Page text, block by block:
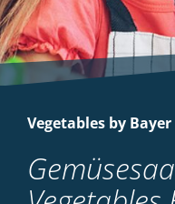
Vegetables by Bayer